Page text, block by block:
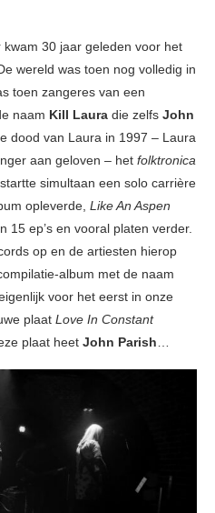
30 jaar geleden voor het
wereld was toen nog volledig in
toen zangeres van een
naam Kill Laura die zelfs John
dood van Laura in 1997 – Laura
aan geloven – het folktronica
simultaan een solo carrière
opleverde, Like An Aspen
15 ep’s en vooral platen verder.
op en de artiesten hierop
album met de naam
voor het eerst in onze
plaat Love In Constant
plaat heet John Parish…